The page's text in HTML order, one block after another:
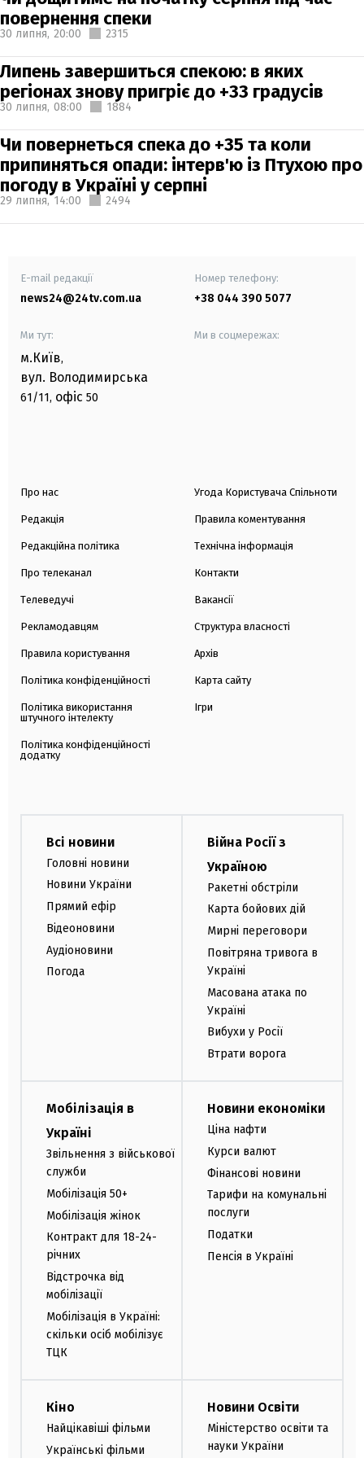
повернення спеки
30 липня, 20:00 2315
Липень завершиться спекою: в яких
регіонах знову пригріє до +33 градусів
30 липня, 08:00 1884
Чи повернеться спека до +35 та коли
припиняться опади: інтерв'ю із Птухою про
погоду в Україні у серпні
29 липня, 14:00 2494
E-mail редакції
news24@24tv.com.ua
Номер телефону:
+38 044 390 5077
Ми тут:
м.Київ,
вул. Володимирська
61/11, офіс 50
Ми в соцмережах:
Про нас
Редакція
Редакційна політика
Про телеканал
Телеведучі
Рекламодавцям
Правила користування
Політика конфіденційності
Політика використання
штучного інтелекту
Політика конфіденційності
додатку
Угода Користувача Спільноти
Правила коментування
Технічна інформація
Контакти
Вакансії
Структура власності
Архів
Карта сайту
Ігри
Всі новини
Головні новини
Новини України
Прямий ефір
Відеоновини
Аудіоновини
Погода
Війна Росії з
Україною
Ракетні обстріли
Карта бойових дій
Мирні переговори
Повітряна тривога в
Україні
Масована атака по
Україні
Вибухи у Росії
Втрати ворога
Мобілізація в
Україні
Звільнення з військової
служби
Мобілізація 50+
Мобілізація жінок
Контракт для 18-24-
річних
Відстрочка від
мобілізації
Мобілізація в Україні:
скільки осіб мобілізує
ТЦК
Новини економіки
Ціна нафти
Курси валют
Фінансові новини
Тарифи на комунальні
послуги
Податки
Пенсія в Україні
Кіно
Найцікавіші фільми
Українські фільми
Новини Освіти
Міністерство освіти та
науки України